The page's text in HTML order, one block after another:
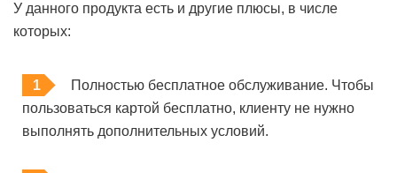
У данного продукта есть и другие плюсы, в числе
которых:
Полностью бесплатное обслуживание. Чтобы
пользоваться картой бесплатно, клиенту не нужно
выполнять дополнительных условий.